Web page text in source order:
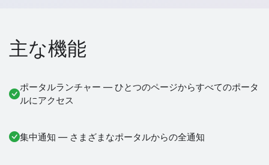
主な機能
ポータルランチャー — ひとつのページからすべてのポータ
ルにアクセス
集中通知 — さまざまなポータルからの全通知